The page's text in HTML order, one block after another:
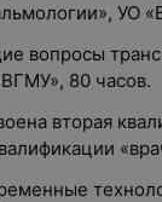
УО
вопросы
80 часов.
вторая